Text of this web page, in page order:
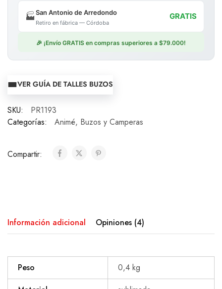
🏭San Antonio de Arredondo
Retiro en fábrica — Córdoba
GRATIS
🎉 ¡Envío GRATIS en compras superiores a $79.000!
VER GUÍA DE TALLES BUZOS
SKU:
PR1193
Categorías:
Animé, Buzos y Camperas
Compartir:
Información adicional Opiniones (4)
Peso
0,4 kg